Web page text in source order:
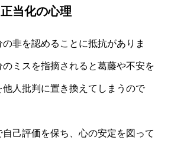
当化の心理
非を認めることに抵抗がありま
ミスを指摘されると葛藤や不安を
人批判に置き換えてしまうので
己評価を保ち、心の安定を図って